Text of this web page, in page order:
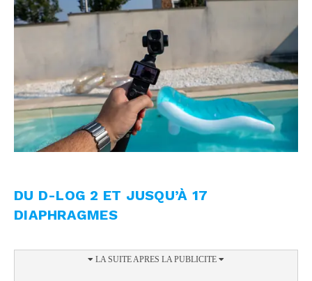
DU D-LOG 2 ET JUSQU’À 17
DIAPHRAGMES